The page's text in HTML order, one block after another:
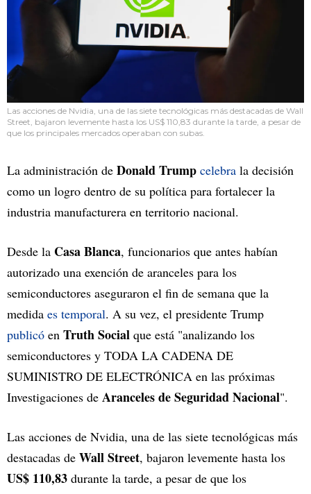
Las acciones de Nvidia, una de las siete tecnológicas más destacadas de Wall
Street, bajaron levemente hasta los US$ 110,83 durante la tarde, a pesar de
que los principales mercados operaban con subas.
La administración de Donald Trump celebra la decisión
como un logro dentro de su política para fortalecer la
industria manufacturera en territorio nacional.
Desde la Casa Blanca, funcionarios que antes habían
autorizado una exención de aranceles para los
semiconductores aseguraron el fin de semana que la
medida es temporal. A su vez, el presidente Trump
publicó en Truth Social que está "analizando los
semiconductores y TODA LA CADENA DE
SUMINISTRO DE ELECTRÓNICA en las próximas
Investigaciones de Aranceles de Seguridad Nacional".
Las acciones de Nvidia, una de las siete tecnológicas más
destacadas de Wall Street, bajaron levemente hasta los
US$ 110,83 durante la tarde, a pesar de que los